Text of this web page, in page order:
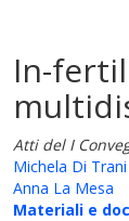
In-
Atti del I
Michela Di Trani
Anna La Mesa
Materiali e